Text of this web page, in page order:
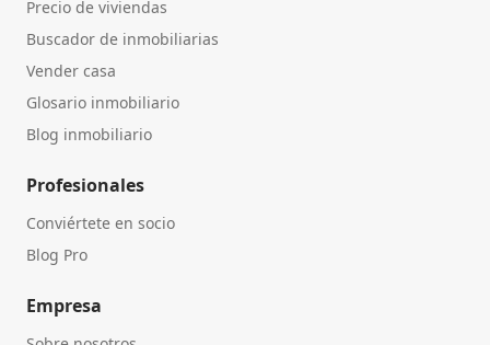
Precio de viviendas
Buscador de inmobiliarias
Vender casa
Glosario inmobiliario
Blog inmobiliario
Profesionales
Conviértete en socio
Blog Pro
Empresa